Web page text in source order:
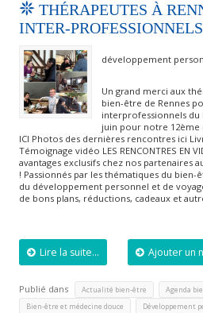
THÉRAPEUTES À
INTER-
développement
Un grand merci aux
bien-être de Rennes
interprofessionnels
juin pour notre 12ème
ICI Photos des dernières rencontres ici
Témoignage vidéo LES RENCONTRES EN
avantages exclusifs chez nos partenaires
! Passionnés par les thématiques du bien-
du développement personnel et de
de bons plans, réductions, cadeaux et
Lire la suite... Ajouter un
Publié dans Actualité bien-être Agenda
Bien-être et médecine douce Développement